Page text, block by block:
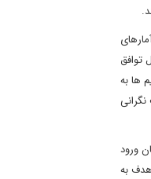
نقش مهمی در حصول توافق
ها به
ورود
به